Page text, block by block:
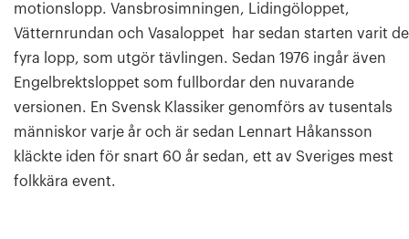
motionslopp. Vansbrosimningen, Lidingöloppet,
Vätternrundan och Vasaloppet har sedan starten varit de
fyra lopp, som utgör tävlingen. Sedan 1976 ingår även
Engelbrektsloppet som fullbordar den nuvarande
versionen. En Svensk Klassiker genomförs av tusentals
människor varje år och är sedan Lennart Håkansson
kläckte iden för snart 60 år sedan, ett av Sveriges mest
folkkära event.